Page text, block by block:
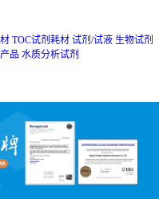
TOC试剂耗材 试剂/试液 生物试剂
品 水质分析试剂